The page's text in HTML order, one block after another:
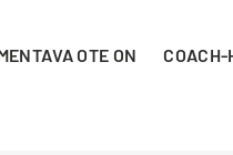
OTE ON COACH-